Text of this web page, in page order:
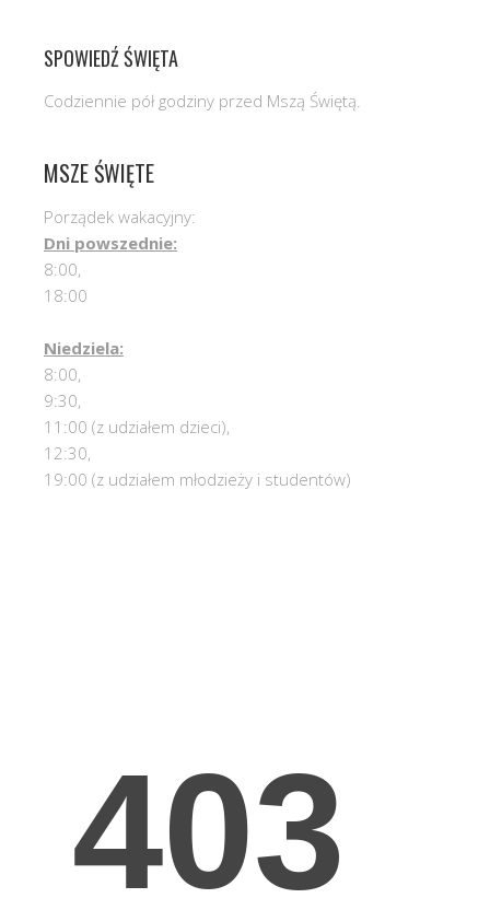
SPOWIEDŹ ŚWIĘTA
Codziennie pół godziny przed Mszą Świętą.
MSZE ŚWIĘTE
Porządek wakacyjny:
Dni powszednie:
8:00,
18:00
Niedziela:
8:00,
9:30,
11:00 (z udziałem dzieci),
12:30,
19:00 (z udziałem młodzieży i studentów)